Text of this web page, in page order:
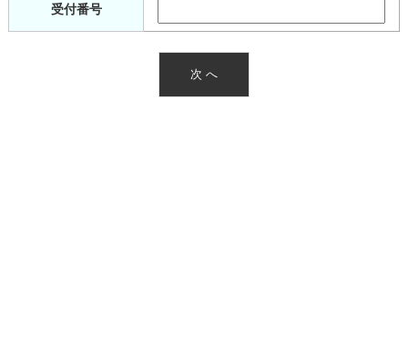
受付番号